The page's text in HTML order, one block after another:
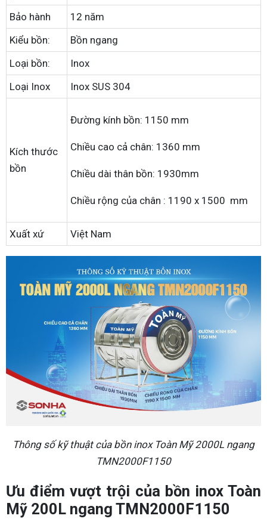
Bảo hành
12 năm
Kiểu bồn:
Bồn ngang
Loại bồn:
Inox
Loại Inox
Inox SUS 304
Kích thước
bồn
Đường kính bồn: 1150 mm
Chiều cao cả chân: 1360 mm
Chiều dài thân bồn: 1930mm
Chiều rộng của chân : 1190 x 1500 mm
Xuất xứ Việt Nam
Thông số kỹ thuật của bồn inox Toàn Mỹ 2000L ngang
TMN2000F1150
Ưu điểm vượt trội của bồn inox Toàn
Mỹ 200L ngang TMN2000F1150